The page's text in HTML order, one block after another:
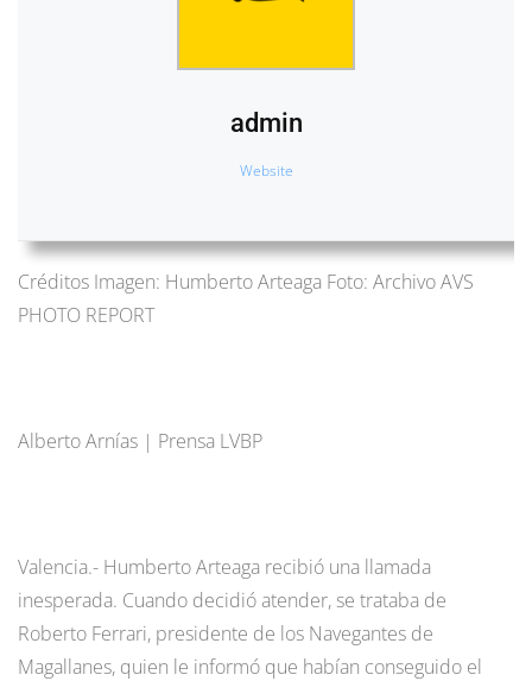
admin
Website
Créditos Imagen: Humberto Arteaga Foto: Archivo AVS
PHOTO REPORT
Alberto Arnías | Prensa LVBP
Valencia.- Humberto Arteaga recibió una llamada
inesperada. Cuando decidió atender, se trataba de
Roberto Ferrari, presidente de los Navegantes de
Magallanes, quien le informó que habían conseguido el